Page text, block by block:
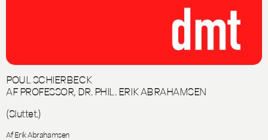
POUL SCHIERBECK
AF PROFESSOR, DR. PHIL. ERIK ABRAHAMSEN
(Sluttet.)
Af Erik Abrahamsen